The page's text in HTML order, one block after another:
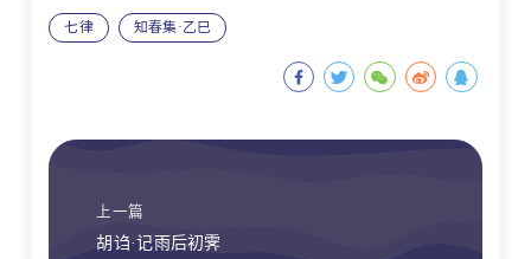
七律 知春集·乙巳
上一篇
胡诌·记雨后初霁